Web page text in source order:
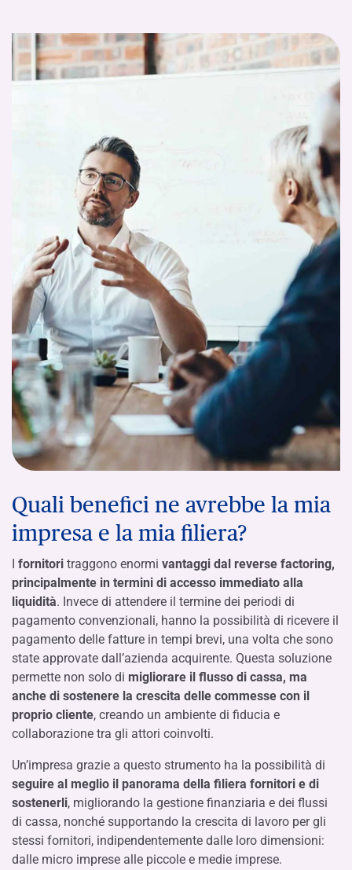
Quali benefici ne avrebbe la mia
impresa e la mia filiera?
fornitori traggono enormi vantaggi dal reverse factoring,
principalmente in termini di accesso immediato alla
liquidità. Invece di attendere il termine dei periodi di
pagamento convenzionali, hanno la possibilità di ricevere il
pagamento delle fatture in tempi brevi, una volta che sono
state approvate dall’azienda acquirente. Questa soluzione
permette non solo di migliorare il flusso di cassa, ma
anche di sostenere la crescita delle commesse con il
proprio cliente, creando un ambiente di fiducia e
collaborazione tra gli attori coinvolti.
Un’impresa grazie a questo strumento ha la possibilità di
seguire al meglio il panorama della filiera fornitori e di
sostenerli, migliorando la gestione finanziaria e dei flussi
di cassa, nonché supportando la crescita di lavoro per gli
stessi fornitori, indipendentemente dalle loro dimensioni:
dalle micro imprese alle piccole e medie imprese.